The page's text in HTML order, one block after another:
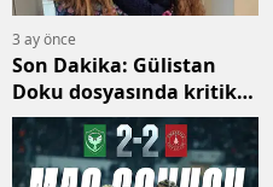
3 ay önce
Son Dakika: Gülistan
Doku dosyasında kritik
gelişme! 7 ilde
operasyon, çok sayıda
gözaltı